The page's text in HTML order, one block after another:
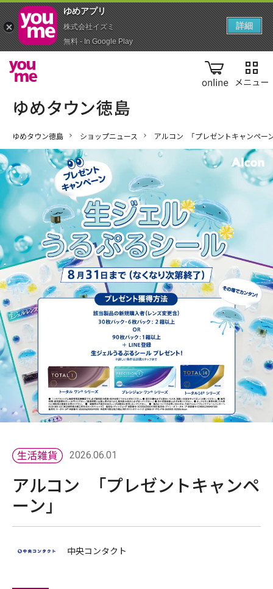
online
ゆめタウン徳島 ショップニュース アルコン 「プレゼントキャンペー
2026.06.01
アルコン 「プレゼントキャンペ
ーン」
中央コンタクト
ゆめアプ‪リ‬
株式会社イズミ
無料 - In Google Play
詳細